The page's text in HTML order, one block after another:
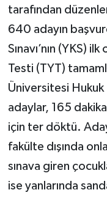
tarafından
640 adayın
Sınavı’nın (YKS)
Testi (TYT)
Üniversitesi Hukuk
adaylar, 165
için ter döktü.
fakülte dışında
sınava giren
ise yanlarında